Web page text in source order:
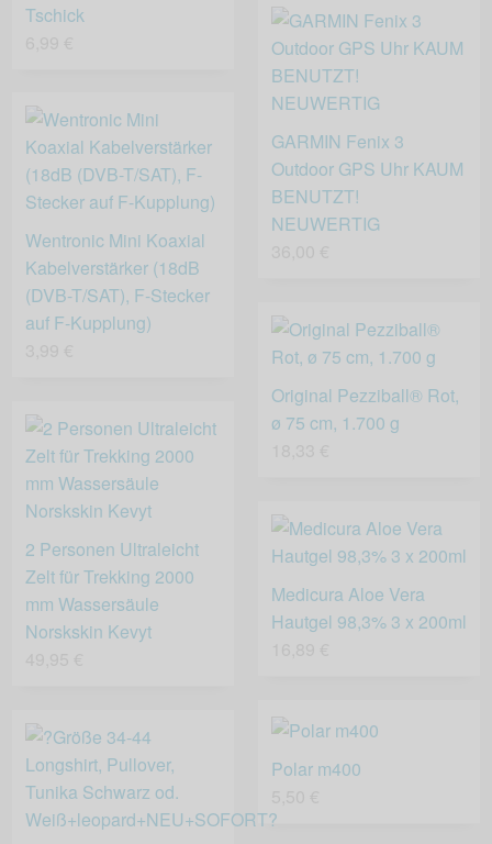
Tschick
GARMIN Fenix 3
Outdoor GPS Uhr KAUM
BENUTZT!
NEUWERTIG
Wentronic Mini Koaxial
Kabelverstärker (18dB
(DVB-T/SAT), F-Stecker
auf F-Kupplung)
Original Pezziball® Rot,
ø 75 cm, 1.700 g
2 Personen Ultraleicht
Zelt für Trekking 2000
mm Wassersäule
Norskskin Kevyt
Medicura Aloe Vera
Hautgel 98,3% 3 x 200ml
Polar m400